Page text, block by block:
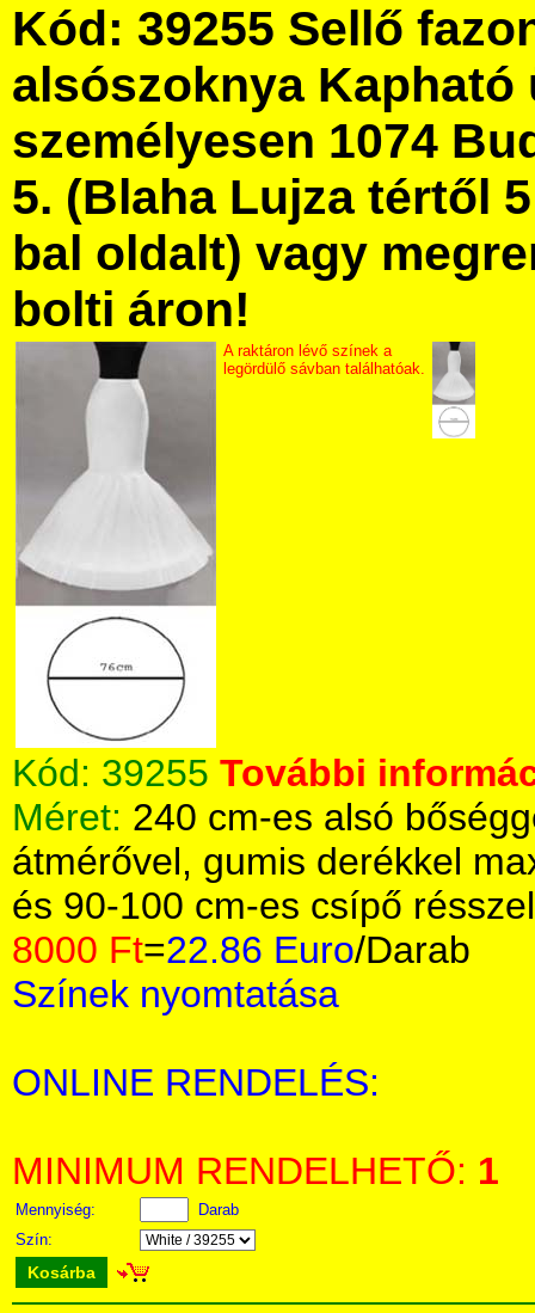
Kód: 39255 Sellő
alsószoknya Kapható
személyesen 1074
5. (Blaha Lujza tértől
bal oldalt) vagy
bolti áron!
A raktáron lévő színek a
legördülő sávban találhatóak.
Kód: 39255 További
Méret: 240 cm-es alsó
átmérővel, gumis derékkel
és 90-100 cm-es csípő
8000 Ft=22.86 Euro/Darab
Színek nyomtatása
ONLINE RENDELÉS:
MINIMUM RENDELHETŐ: 1
Mennyiség:
Darab
Szín:
Kosárba